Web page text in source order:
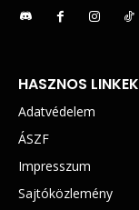
HASZNOS LINKEK
Adatvédelem
ÁSZF
Impresszum
Sajtóközlemény